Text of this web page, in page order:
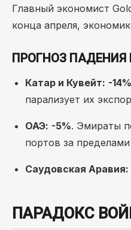
Главный экономист
конца апреля,
ПРОГНОЗ ПАДЕНИЯ
Катар и Кувейт: -14%
парализует их
ОАЭ: -5%. Эмираты
портов за
Саудовская Аравия:
ПАРАДОКС